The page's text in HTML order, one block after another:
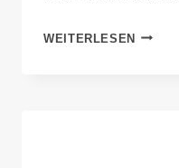
WEITERLESEN